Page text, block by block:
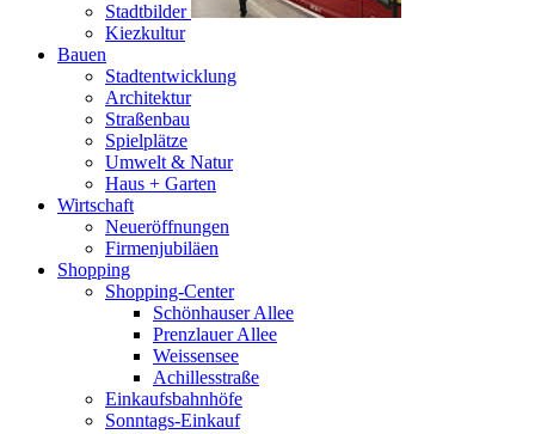
Stadtbilder
Kiezkultur
Bauen
Stadtentwicklung
Architektur
Straßenbau
Spielplätze
Umwelt & Natur
Haus + Garten
Wirtschaft
Neueröffnungen
Firmenjubiläen
Shopping
Shopping-Center
Schönhauser Allee
Prenzlauer Allee
Weissensee
Achillesstraße
Einkaufsbahnhöfe
Sonntags-Einkauf